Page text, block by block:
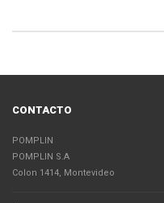
CONTACTO
POMPLIN
POMPLIN S.A
Colon 1414, Montevideo